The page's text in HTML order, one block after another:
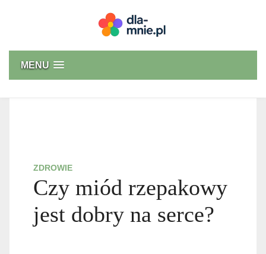
MENU
ZDROWIE
Czy miód rzepakowy
jest dobry na serce?